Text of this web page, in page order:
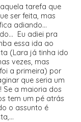
tarefa que
ser feita, mas
adiando...
Eu adiei pra
essa ida ao
(Lara já tinha ido
vezes, mas
a primeira) por
que seria um
Se a maioria dos
tem um pé atrás
o assunto é